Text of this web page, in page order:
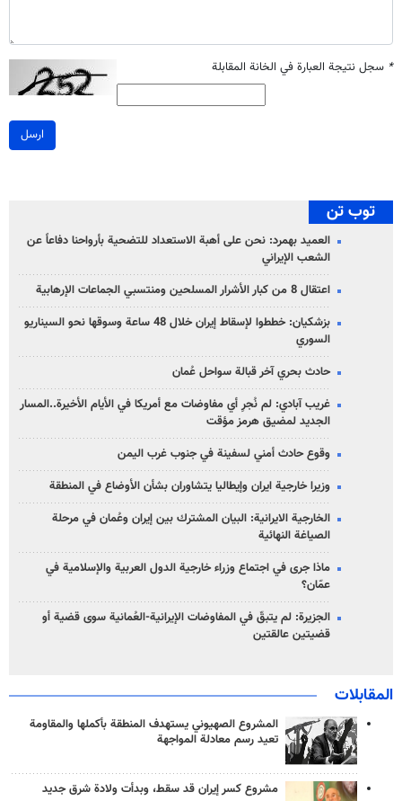
* سجل نتيجة العبارة في الخانة المقابلة
ارسل
توب تن
العميد بهمرد: نحن على أهبة الاستعداد للتضحية بأرواحنا دفاعاً عن
الشعب الإيراني
اعتقال 8 من كبار الأشرار المسلحين ومنتسبي الجماعات الإرهابية
بزشكيان: خططوا لإسقاط إيران خلال 48 ساعة وسوقها نحو السيناريو
السوري
حادث بحري آخر قبالة سواحل عُمان
غريب آبادي: لم نُجرِ أي مفاوضات مع أمريكا في الأيام الأخيرة..المسار
الجديد لمضيق هرمز مؤقت
وقوع حادث أمني لسفينة في جنوب غرب اليمن
وزيرا خارجية ايران وإيطاليا يتشاوران بشأن الأوضاع في المنطقة
الخارجية الايرانية: البيان المشترك بين إيران وعُمان في مرحلة
الصياغة النهائية
ماذا جرى في اجتماع وزراء خارجية الدول العربية والإسلامية في
عمّان؟
الجزيرة: لم يتبقّ في المفاوضات الإيرانية-العُمانية سوى قضية أو
قضيتين عالقتين
المقابلات
المشروع الصهيوني يستهدف المنطقة بأكملها والمقاومة
تعيد رسم معادلة المواجهة
مشروع كسر إيران قد سقط، وبدأت ولادة شرق جديد